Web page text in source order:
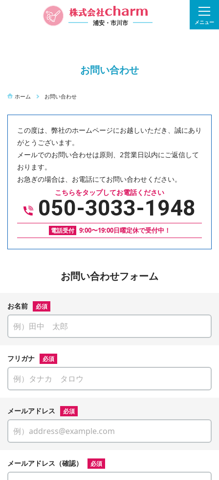
浦安・市川市 メニュー
お問い合わせ
ホーム お問い合わせ
この度は、弊社のホームページにお越しいただき、誠にあり
がとうございます。
メールでのお問い合わせは原則、2営業日以内にご返信して
おります。
お急ぎの場合は、お電話にてお問い合わせください。
こちらをタップしてお電話ください
050-3033-1948
電話受付 9:00〜19:00日曜定休で受付中！
お問い合わせフォーム
お名前 必須
フリガナ 必須
メールアドレス 必須
メールアドレス（確認） 必須